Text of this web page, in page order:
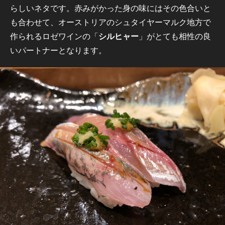
らしいネタです。赤みがかった身の味にはその色合いと
も合わせて、オーストリアのシュタイヤーマルク地方で
作られるロゼワインの「シルヒャー 」がとても相性の良
いパートナーとなります。